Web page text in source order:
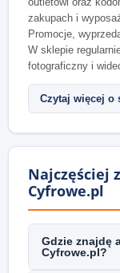
zakupach i
Promocje,
W sklepie
fotograficzny i
Czytaj więcej o
Najczęściej
Cyfrowe.pl
Gdzie znajdę
Cyfrowe.pl?